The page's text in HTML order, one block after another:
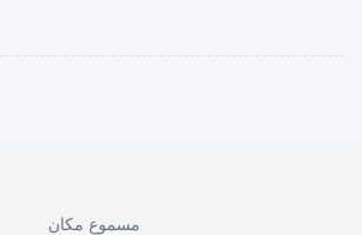
مسموع مكان